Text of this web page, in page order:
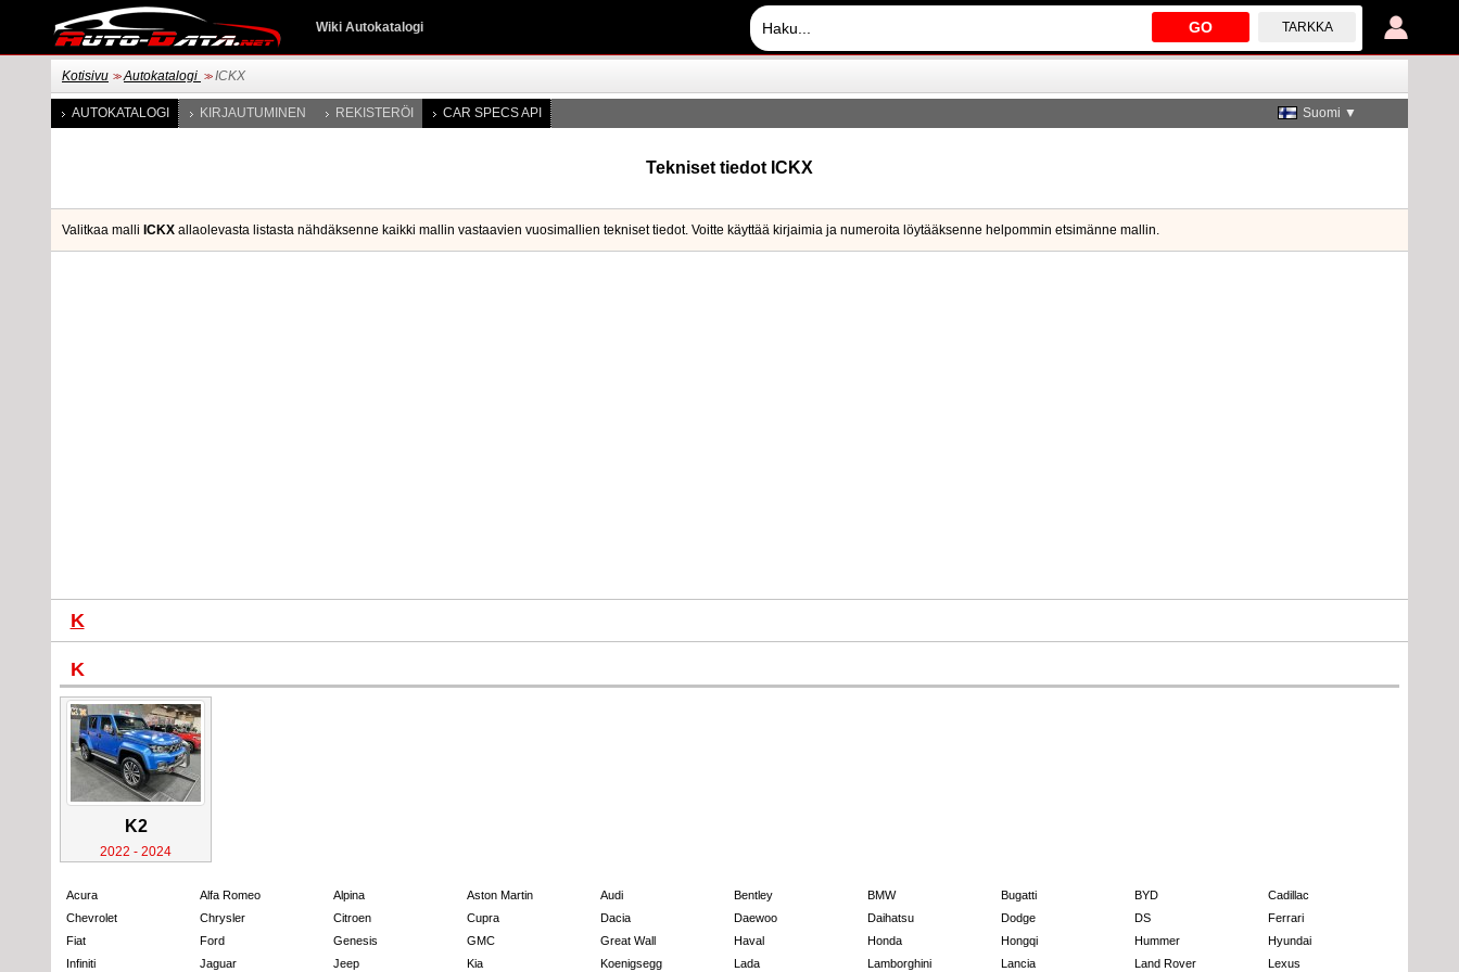
GO TARKKA
Wiki Autokatalogi
Kotisivu >> Autokatalogi >> ICKX
AUTOKATALOGI KIRJAUTUMINEN REKISTERÖI CAR SPECS API Suomi ▼
Tekniset tiedot ICKX
Valitkaa malli ICKX allaolevasta listasta nähdäksenne kaikki mallin vastaavien vuosimallien tekniset tiedot. Voitte käyttää kirjaimia ja numeroita löytääksenne helpommin etsimänne mallin.
K
K
K2
2022 - 2024
Acura Alfa Romeo Alpina Aston Martin Audi Bentley BMW Bugatti BYD
Cadillac
Chevrolet
Chrysler Citroen Cupra Dacia Daewoo Daihatsu Dodge DS
Ferrari
Fiat
Ford Genesis GMC Great Wall Haval Honda Hongqi Hummer
Hyundai
Infiniti
Jaguar Jeep Kia Koenigsegg Lada Lamborghini Lancia Land Rover Lexus